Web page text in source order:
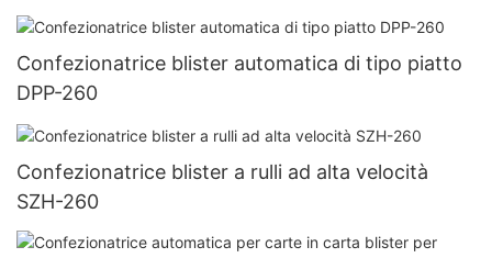
compressa della pillola della medicina
Confezionatrice blister automatica di tipo piatto
DPP-260
Confezionatrice blister a rulli ad alta velocità
SZH-260